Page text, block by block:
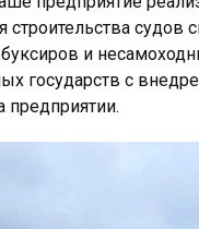
строительства
буксиров и
государств с
предприятии.